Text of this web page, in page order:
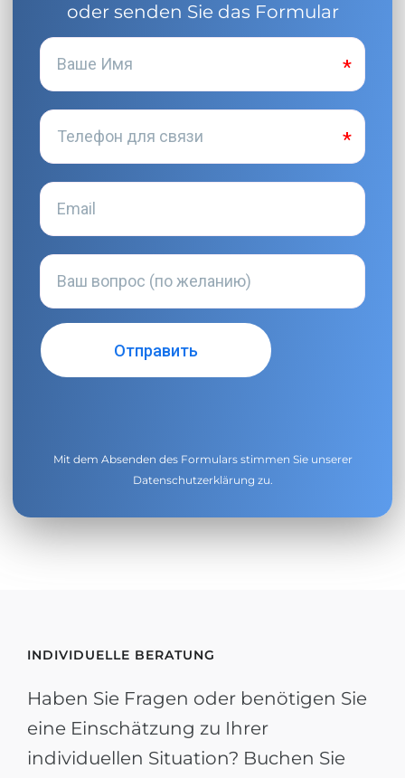
oder senden Sie das Formular
Mit dem Absenden des Formulars stimmen Sie unserer
Datenschutzerklärung zu.
INDIVIDUELLE BERATUNG
Haben Sie Fragen oder benötigen Sie
eine Einschätzung zu Ihrer
individuellen Situation? Buchen Sie